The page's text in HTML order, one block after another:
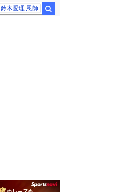
鈴木愛理 恩師